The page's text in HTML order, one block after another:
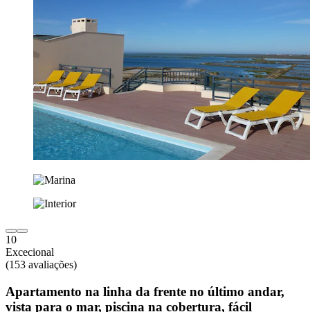
10
Excecional
(153 avaliações)
Apartamento na linha da frente no último andar,
vista para o mar, piscina na cobertura, fácil